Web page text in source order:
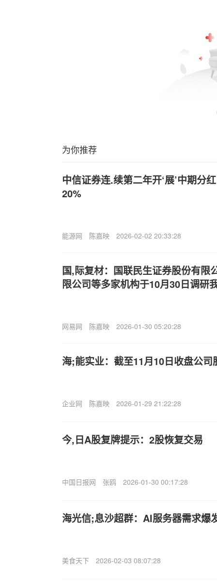
为你推荐
中信证券连.续第二年开‘展’中期分
20%
能源网 陈嘉映 2026-02-02 20:33:28
国,际复材：国联民生证券股份有限
限公司等多家机构于10月30日调研
网易网 陈嘉映 2026-01-30 05:20:28
海;能实业：截至11月10日收盘公司
企业网 陈嘉映 2026-01-29 21:22:28
今,日A股复牌提示：2股恢复交易
中国日报网 张鸥 2026-01-30 00:17:28
海光信;息沙超群：AI服务器需求爆
美食天下 2026-02-03 08:07:28